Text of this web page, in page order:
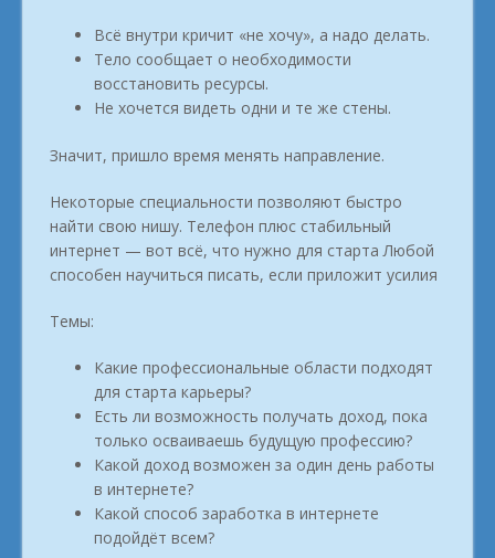
Всё внутри кричит «не хочу», а надо делать.
Тело сообщает о необходимости
восстановить ресурсы.
Не хочется видеть одни и те же стены.
Значит, пришло время менять направление.
Некоторые специальности позволяют быстро
найти свою нишу. Телефон плюс стабильный
интернет — вот всё, что нужно для старта Любой
способен научиться писать, если приложит усилия
Темы:
Какие профессиональные области подходят
для старта карьеры?
Есть ли возможность получать доход, пока
только осваиваешь будущую профессию?
Какой доход возможен за один день работы
в интернете?
Какой способ заработка в интернете
подойдёт всем?